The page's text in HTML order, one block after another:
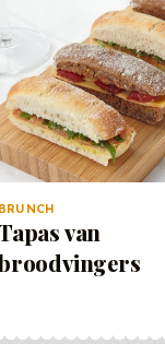
BRUNCH
van